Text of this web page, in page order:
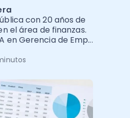
con 20 años de
el área de finanzas.
en Gerencia de Emp...